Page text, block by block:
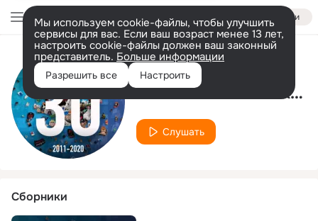
Войти
Мы используем cookie-файлы, чтобы улучшить
сервисы для вас. Если ваш возраст менее 13 лет,
настроить cookie-файлы должен ваш законный
представитель. Больше информации
Разрешить все Настроить
Исполнитель
Camilla Reimer Jakobsen
Слушать
Сборники